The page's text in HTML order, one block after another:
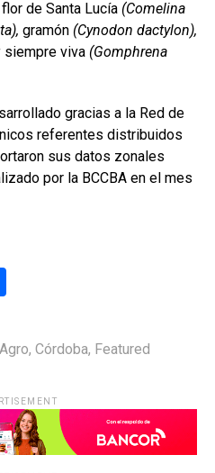
de Santa Lucía (Comelina
gramón (Cynodon dactylon),
siempre viva (Gomphrena
gracias a la Red de
referentes distribuidos
sus datos zonales
por la BCCBA en el mes
m
p
ar
tir
Agro, Córdoba, Featured